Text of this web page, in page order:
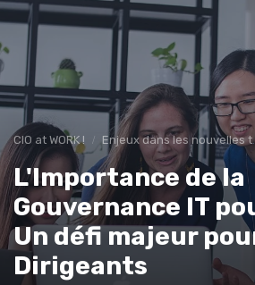
CIO at WORK ! Enjeux dans les nouvelles technologies
L'Importance de la
Gouvernance IT
Un défi majeur
Dirigeants